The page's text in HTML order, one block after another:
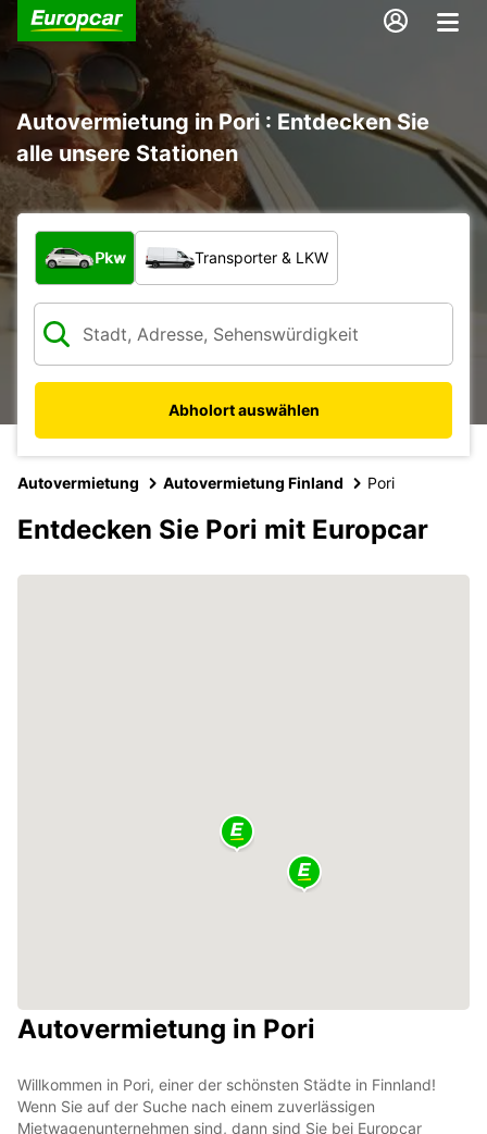
Autovermietung in Pori : Entdecken Sie
alle unsere Stationen
Welche Art von Fahrzeug?
Pkw Transporter & LKW
Abholort auswählen
Autovermietung Autovermietung Finland Pori
Entdecken Sie Pori mit Europcar
Autovermietung in Pori
Willkommen in Pori, einer der schönsten Städte in Finnland!
Wenn Sie auf der Suche nach einem zuverlässigen
Mietwagenunternehmen sind, dann sind Sie bei Europcar